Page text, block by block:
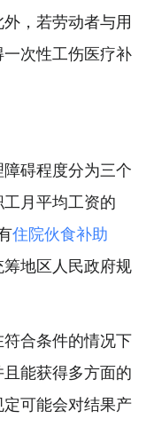
，若劳动者与用
次性工伤医疗补
障碍程度分为三个
月平均工资的
住院伙食补助
地区人民政府规
合条件的情况下
能获得多方面的
可能会对结果产